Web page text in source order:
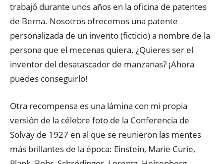
trabajó durante unos años en la oficina de patentes
de Berna. Nosotros ofrecemos una patente
personalizada de un invento (ficticio) a nombre de la
persona que el mecenas quiera. ¿Quieres ser el
inventor del desatascador de manzanas? ¡Ahora
puedes conseguirlo!
Otra recompensa es una lámina con mi propia
versión de la célebre foto de la Conferencia de
Solvay de 1927 en al que se reunieron las mentes
más brillantes de la época: Einstein, Marie Curie,